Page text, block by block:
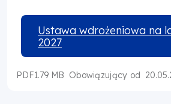
Ustawa wdrożeniowa na
2027
PDF1.79 MB Obowiązujący od